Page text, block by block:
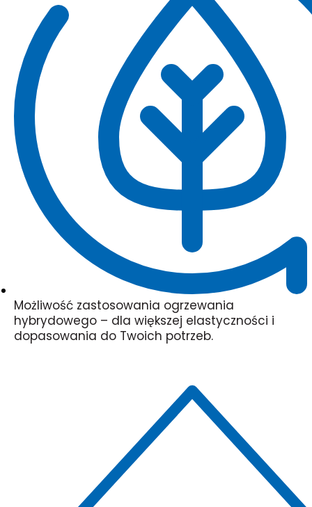
Możliwość zastosowania ogrzewania
hybrydowego – dla większej elastyczności i
dopasowania do Twoich potrzeb.